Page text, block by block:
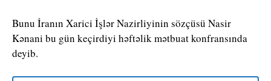
Bunu İranın Xarici İşlər Nazirliyinin sözçüsü Nasir
Kənani bu gün keçirdiyi həftəlik mətbuat konfransında
deyib.